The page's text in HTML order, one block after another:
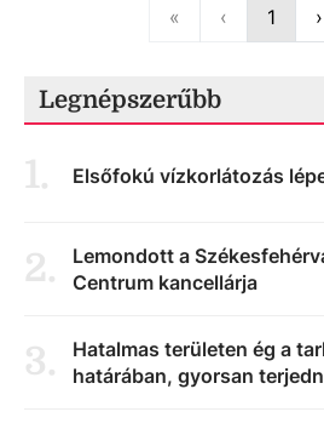
« ‹Previous
1 ›
Legnépszerűbb
1. Elsőfokú vízkorlátozás
2.
Lemondott a
Centrum kancellárja
3.
Hatalmas területen ég a
határában, gyorsan